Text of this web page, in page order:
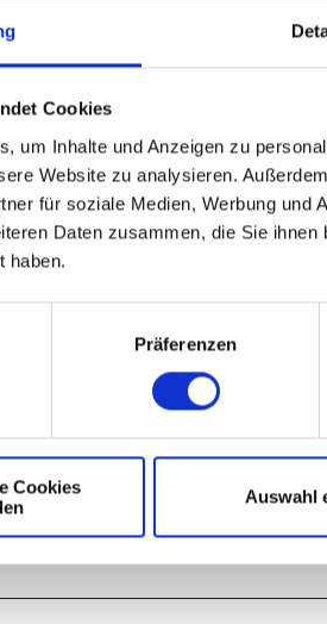
Cookies
um Inhalte und Anzeigen zu
Website zu analysieren.
für soziale Medien, Werbung und
Daten zusammen, die Sie
haben.
Präferenzen
Cookies
Auswahl
wo der Harly morphologisch und
Nur wenig südlich des Talweges, über
Kräuter-August-Höhle im
des Mittleren Buntsandsteins und
den Waldrand entlang unterhalb des
Dort halten Sie sich weiter
ist aber der gegenüber der Furt
entstanden ist. Sie nehmen
zu einem Steinbruch im
gute Aufschluss im anstehenden
herab und folgen ihm nach Osten.
die Halde des ehemaligen Schachts
bis 1928 von der Preussag abgeteuft
des Bergwerkes stillgelegt.
Aufschluss von gestörten Kreideschichten,